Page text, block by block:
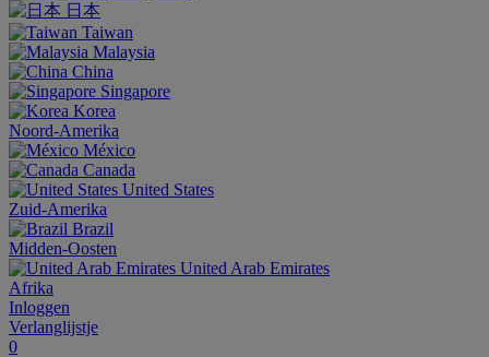
日本
Taiwan
Malaysia
China
Singapore
Korea
Noord-Amerika
México
Canada
United States
Zuid-Amerika
Brazil
Midden-Oosten
United Arab Emirates
Afrika
Inloggen
Verlanglijstje
0